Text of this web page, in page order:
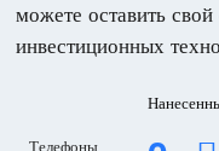
можете оставить
инвестиционных
Телефоны